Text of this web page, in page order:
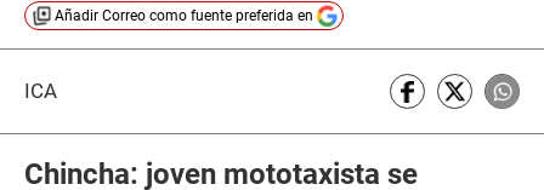
Añadir Correo como fuente preferida en
ICA
Chincha: joven mototaxista se